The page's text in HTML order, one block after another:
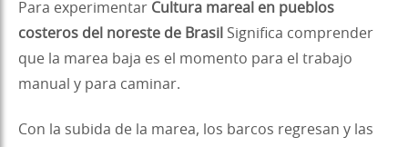
Para experimentar Cultura mareal en pueblos
costeros del noreste de Brasil
Significa comprender
que la marea baja es el momento para el trabajo
manual y para caminar.
Con la subida de la marea, los barcos regresan y las